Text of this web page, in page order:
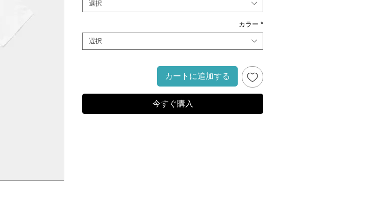
選択
カラー *
選択
カートに追加する
今すぐ購入